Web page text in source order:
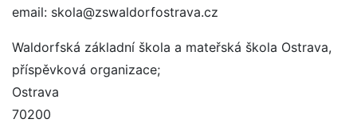
email: skola@zswaldorfostrava.cz
Waldorfská základní škola a mateřská škola Ostrava,
příspěvková organizace;
Ostrava
70200